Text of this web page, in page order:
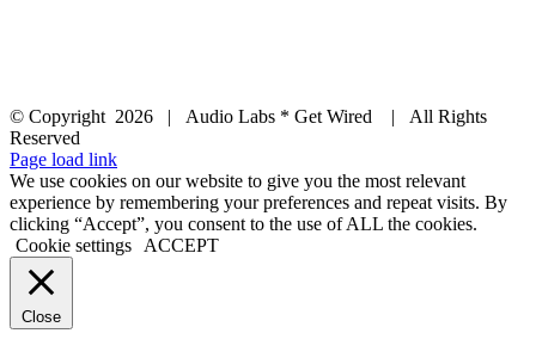
© Copyright 2026 | Audio Labs * Get Wired | All Rights
Reserved
Facebook
Instagram
YouTube
LinkedIn
X
Page load link
We use cookies on our website to give you the most relevant
experience by remembering your preferences and repeat visits. By
clicking “Accept”, you consent to the use of ALL the cookies.
Cookie settings
ACCEPT
Close